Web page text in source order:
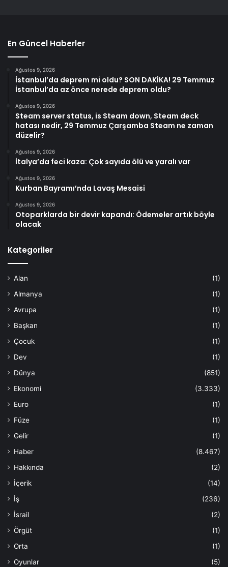
En Güncel Haberler
Ağustos 9, 2026
İstanbul’da deprem mi oldu? SON DAKİKA! 29 Temmuz
İstanbul’da az önce nerede deprem oldu?
Ağustos 9, 2026
Steam server status, is Steam down, Steam deck
hatası nedir, 29 Temmuz Çarşamba Steam ne zaman
düzelir?
Ağustos 9, 2026
İtalya’da feci kaza: Çok sayıda ölü ve yaralı var
Ağustos 9, 2026
Kurban Bayramı’nda Lavaş Mesaisi
Ağustos 9, 2026
Otoparklarda bir devir kapandı: Ödemeler artık böyle
olacak
Kategoriler
Alan
(1)
Almanya
(1)
Avrupa
(1)
Başkan
(1)
Çocuk
(1)
Dev
(1)
Dünya
(851)
Ekonomi
(3.333)
Euro
(1)
Füze
(1)
Gelir
(1)
Haber
(8.467)
Hakkında
(2)
İçerik
(14)
İş
(236)
İsrail
(2)
Örgüt
(1)
Orta
(1)
Oyunlar
(5)